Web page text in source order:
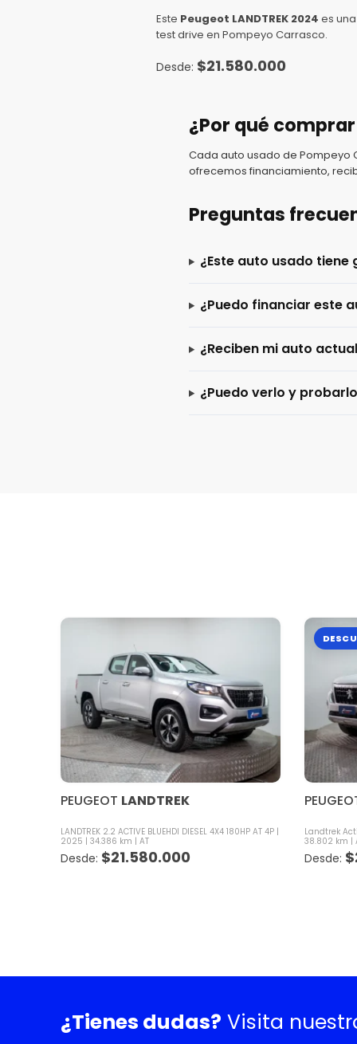
Este Peugeot LANDTREK 2024 es
test drive en Pompeyo Carrasco.
$21.580.000
¿Por qué
Cada auto usado de Pompeyo
ofrecemos financiamiento,
Preguntas
¿Este auto usado tiene
¿Puedo financiar este
¿Reciben mi auto
¿Puedo verlo y
PEUGEOT LANDTREK
LANDTREK 2.2 ACTIVE BLUEHDI DIESEL 4X4 180HP AT 4P
2025
34.386 km AT
$21.580.000
Landtrek
38.802 km
$
¿Tienes dudas? Visita